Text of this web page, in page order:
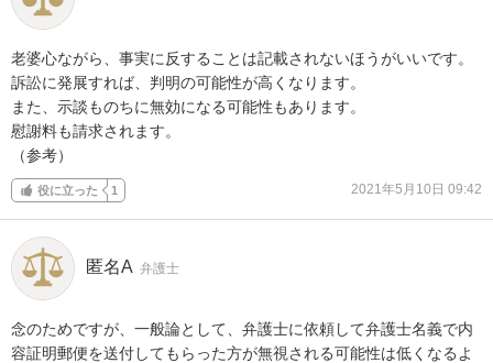
老婆心ながら、事実に反することは記載されないほうがいいです。
訴訟に発展すれば、判明の可能性が高くなります。
また、示談ものちに無効になる可能性もあります。
慰謝料も請求されます。
（参考）
役に立った 1 2021年5月10日 09:42
匿名A 弁護士
念のためですが、一般論として、弁護士に依頼して弁護士名義で内
容証明郵便を送付してもらった方が無視される可能性は低くなるよ